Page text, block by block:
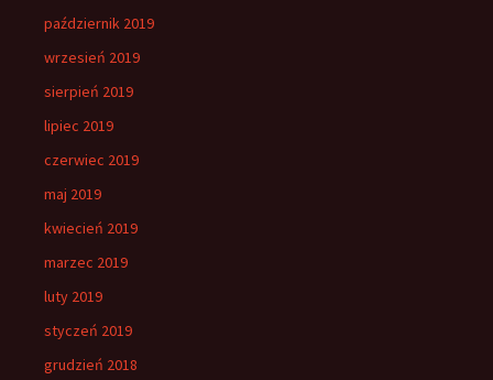
październik 2019
wrzesień 2019
sierpień 2019
lipiec 2019
czerwiec 2019
maj 2019
kwiecień 2019
marzec 2019
luty 2019
styczeń 2019
grudzień 2018